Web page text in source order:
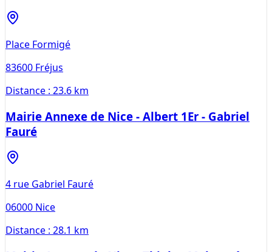
Place Formigé
83600 Fréjus
Distance : 23.6 km
Mairie Annexe de Nice - Albert 1Er - Gabriel
Fauré
4 rue Gabriel Fauré
06000 Nice
Distance : 28.1 km